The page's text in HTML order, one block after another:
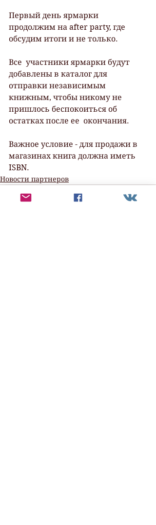
Первый день ярмарки
продолжим на after party, где
обсудим итоги и не только.
Все  участники ярмарки будут
добавлены в каталог для
отправки независимым
книжным, чтобы никому не
пришлось беспокоиться об
остатках после ее  окончания.
Важное условие - для продажи в
магазинах книга должна иметь
ISBN.
Новости партнеров